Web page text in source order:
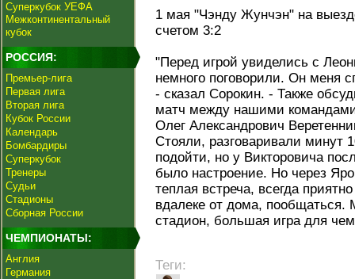
Суперкубок УЕФА
Межконтинентальный
кубок
РОССИЯ:
Премьер-лига
Первая лига
Вторая лига
Кубок России
Календарь
Бомбардиры
Суперкубок
Тренеры
Судьи
Стадионы
Сборная России
ЧЕМПИОНАТЫ:
Англия
Германия
1 мая "Чэнду Жунчэн" на
счетом 3:2
"Перед игрой увиделись с
немного поговорили. Он меня
- сказал Сорокин. - Также
матч между нашими
Олег Александрович
Стояли, разговаривали минут
подойти, но у Викторовича
было настроение. Но через
теплая встреча, всегда
вдалеке от дома,
стадион, большая игра для
Теги: